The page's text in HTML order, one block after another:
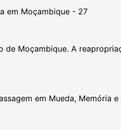
em Moçambique - 27
Moçambique. A
em Mueda,